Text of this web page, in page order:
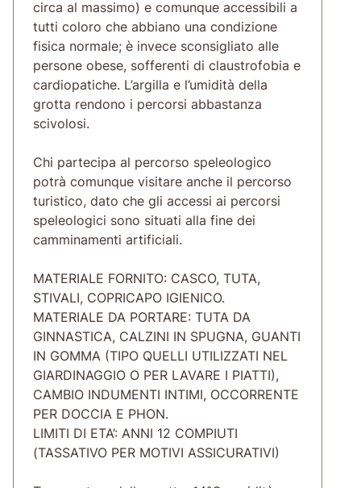
circa al massimo) e comunque accessibili a
tutti coloro che abbiano una condizione
fisica normale; è invece sconsigliato alle
persone obese, sofferenti di claustrofobia e
cardiopatiche. L’argilla e l’umidità della
grotta rendono i percorsi abbastanza
scivolosi.
Chi partecipa al percorso speleologico
potrà comunque visitare anche il percorso
turistico, dato che gli accessi ai percorsi
speleologici sono situati alla fine dei
camminamenti artificiali.
MATERIALE FORNITO: CASCO, TUTA,
STIVALI, COPRICAPO IGIENICO.
MATERIALE DA PORTARE: TUTA DA
GINNASTICA, CALZINI IN SPUGNA, GUANTI
IN GOMMA (TIPO QUELLI UTILIZZATI NEL
GIARDINAGGIO O PER LAVARE I PIATTI),
CAMBIO INDUMENTI INTIMI, OCCORRENTE
PER DOCCIA E PHON.
LIMITI DI ETA’: ANNI 12 COMPIUTI
(TASSATIVO PER MOTIVI ASSICURATIVI)